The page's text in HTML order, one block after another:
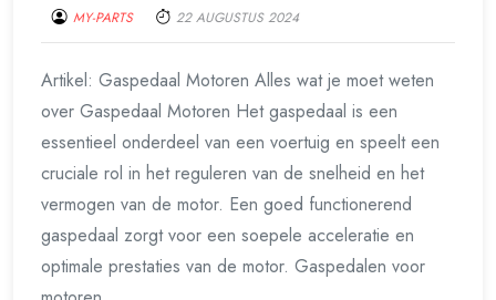
MY-PARTS 22 AUGUSTUS 2024
Artikel: Gaspedaal Motoren Alles wat je moet weten
over Gaspedaal Motoren Het gaspedaal is een
essentieel onderdeel van een voertuig en speelt een
cruciale rol in het reguleren van de snelheid en het
vermogen van de motor. Een goed functionerend
gaspedaal zorgt voor een soepele acceleratie en
optimale prestaties van de motor. Gaspedalen voor